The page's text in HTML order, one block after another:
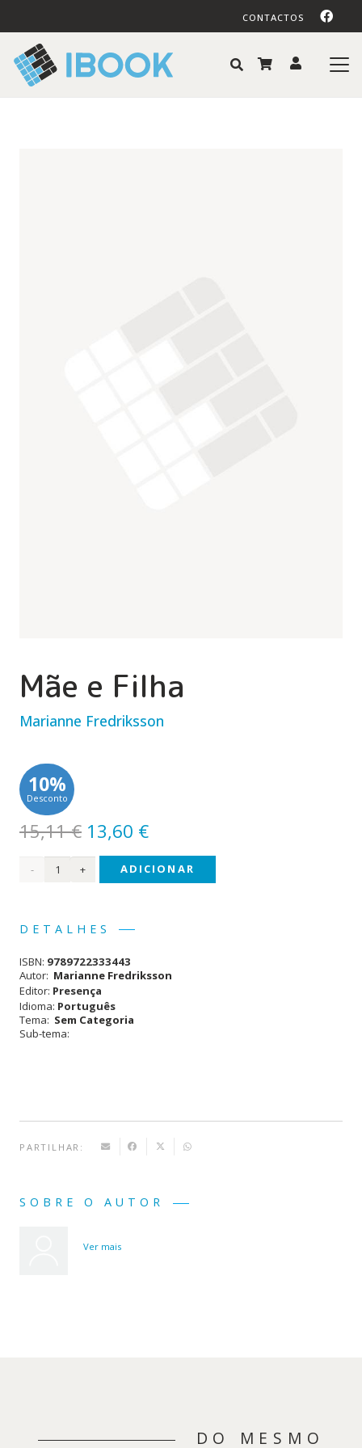
CONTACTOS
Mãe e Filha
Marianne Fredriksson
10%
Desconto
15,11€ O
preço
original
15,11 €.
13,60 €O
preço
atual
Quantidade
Filha
ADICIONAR
DETALHES
ISBN: 9789722333443
Autor: Marianne Fredriksson
Editor: Presença
Idioma: Português
Tema: Sem Categoria
Sub-tema:
PARTILHAR:
SOBRE O AUTOR
Ver mais
DO MESMO